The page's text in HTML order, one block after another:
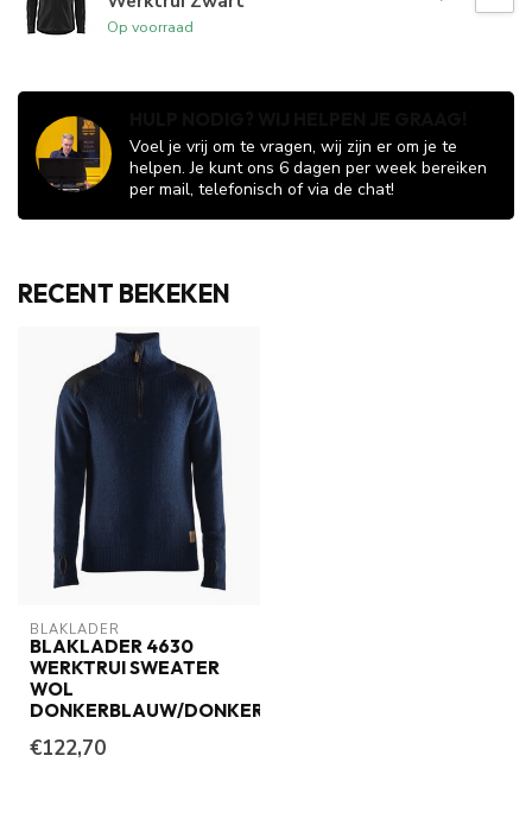
Op voorraad
Voel je vrij om te vragen, wij zijn er om je te
helpen. Je kunt ons 6 dagen per week bereiken
per mail, telefonisch of via de chat!
RECENT BEKEKEN
BLAKLADER
BLAKLADER 4630
WERKTRUI SWEATER
WOL
DONKERBLAUW/DONKERGRIJS
€122,70